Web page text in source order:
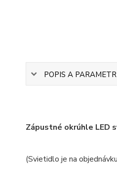
POPIS A
Zápustné okrúhle LED
(Svietidlo je na